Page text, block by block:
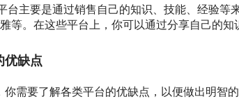
台主要是通过销售自己的知识、技能、经验等
等。在这些平台上，你可以通过分享自己的知
优缺点
需要了解各类平台的优缺点，以便做出明智